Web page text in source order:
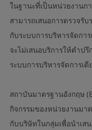
ในฐานะที่เป็นหน่วยงานก
สามารถเสนอการตรวจรั
กับระบบการบริหารจัดกา
จะไม่เสนอบริการให้คำป
ระบบการบริหารจัดการเ
สถาบันมาตรฐานอังกฤษ
กิจกรรมของหน่วยงานมา
กับบริษัทในกลุ่มเพื่อนำเส